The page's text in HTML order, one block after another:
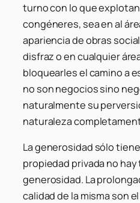
turno con lo que
congéneres, sea en al
apariencia de obras
disfraz o en cualquier
bloquearles el camino a
no son negocios sino
naturalmente su
naturaleza
La generosidad sólo
propiedad privada no hay
generosidad. La
calidad de la misma son